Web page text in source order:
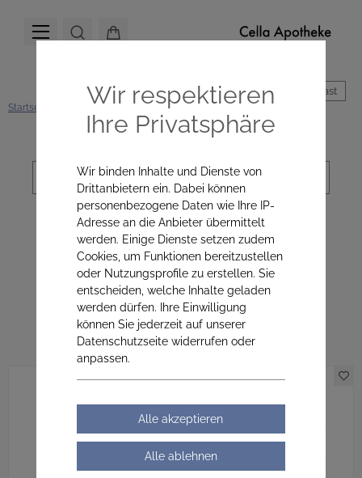
Hoher Kontrast
Startseite Neu bei uns
Neu bei uns
Sorgfältig ausgewählte Neuheiten für Gesundheit &
Wohlbefinden.
Wir respektieren
Ihre Privatsphäre
Wir binden Inhalte und Dienste von
Drittanbietern ein. Dabei können
personenbezogene Daten wie Ihre IP-
Adresse an die Anbieter übermittelt
werden. Einige Dienste setzen zudem
Cookies, um Funktionen bereitzustellen
oder Nutzungsprofile zu erstellen. Sie
entscheiden, welche Inhalte geladen
werden dürfen. Ihre Einwilligung
können Sie jederzeit auf unserer
Datenschutzseite widerrufen oder
anpassen.